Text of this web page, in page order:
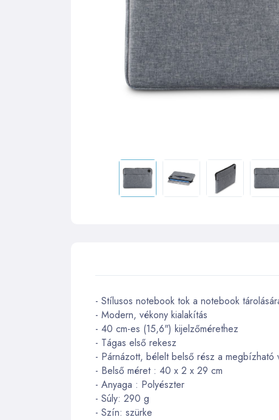
- Stílusos notebook tok a notebook
- Modern, vékony kialakítás
- 40 cm-es (15,6") kijelzőmérethez
- Tágas első rekesz
- Párnázott, bélelt belső rész a megbízható
- Belső méret : 40 x 2 x 29 cm
- Anyaga : Polyészter
- Súly: 290 g
- Szín: szürke